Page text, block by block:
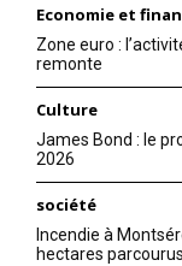
Economie et
Zone euro :
remonte
Culture
James Bond : le
2026
société
Incendie à
hectares parcourus